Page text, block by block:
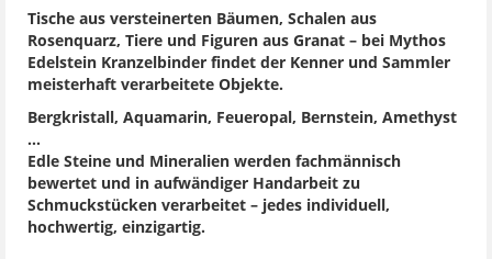
Tische aus versteinerten Bäumen, Schalen aus
Rosenquarz, Tiere und Figuren aus Granat – bei Mythos
Edelstein Kranzelbinder findet der Kenner und Sammler
meisterhaft verarbeitete Objekte.
Bergkristall, Aquamarin, Feueropal, Bernstein, Amethyst
...
Edle Steine und Mineralien werden fachmännisch
bewertet und in aufwändiger Handarbeit zu
Schmuckstücken verarbeitet – jedes individuell,
hochwertig, einzigartig.